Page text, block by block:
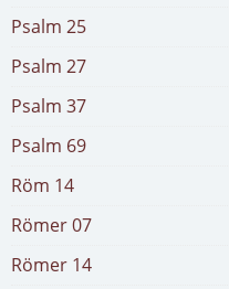
Psalm 25
Psalm 27
Psalm 37
Psalm 69
Röm 14
Römer 07
Römer 14